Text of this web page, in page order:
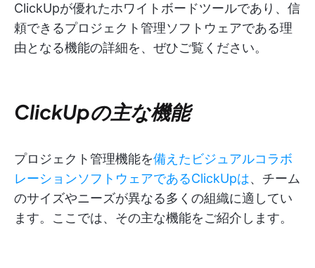
ClickUpが優れたホワイトボードツールであり、信
頼できるプロジェクト管理ソフトウェアである理
由となる機能の詳細を、ぜひご覧ください。
ClickUpの主な機能
プロジェクト管理機能を備えたビジュアルコラボ
レーションソフトウェアであるClickUpは、チーム
のサイズやニーズが異なる多くの組織に適してい
ます。ここでは、その主な機能をご紹介します。